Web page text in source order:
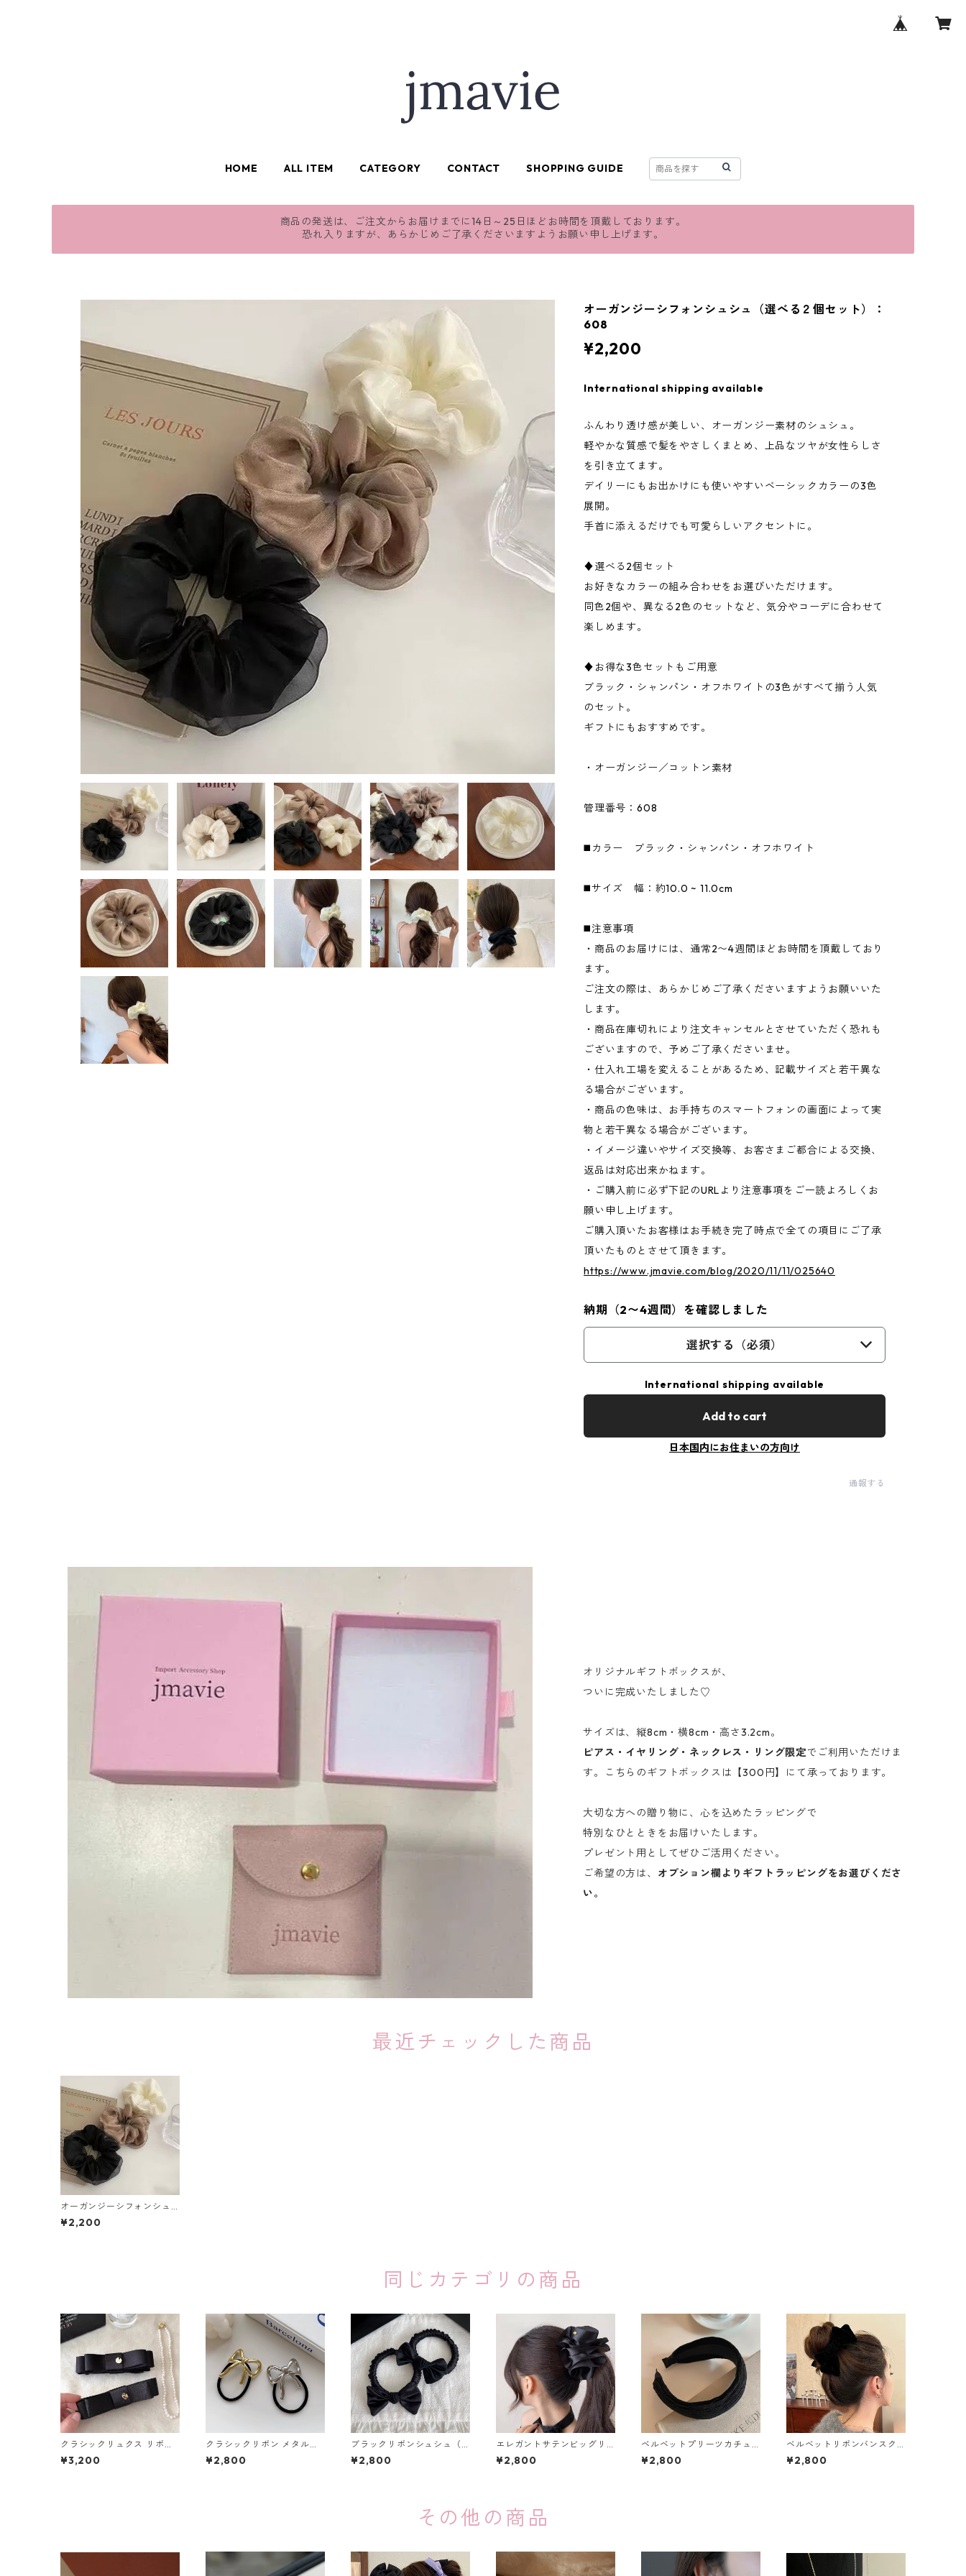
HOME ALL ITEM CATEGORY CONTACT SHOPPING GUIDE
商品の発送は、ご注文からお届けまでに14日～25日ほどお時間を頂戴しております。
恐れ入りますが、あらかじめご了承くださいますようお願い申し上げます。
オーガンジーシフォンシュシュ（選べる２個セット）：
608
¥2,200
International shipping available
ふんわり透け感が美しい、オーガンジー素材のシュシュ。
軽やかな質感で髪をやさしくまとめ、上品なツヤが女性らしさ
を引き立てます。
デイリーにもお出かけにも使いやすいベーシックカラーの3色
展開。
手首に添えるだけでも可愛らしいアクセントに。
♦︎選べる2個セット
お好きなカラーの組み合わせをお選びいただけます。
同色2個や、異なる2色のセットなど、気分やコーデに合わせて
楽しめます。
♦︎お得な3色セットもご用意
ブラック・シャンパン・オフホワイトの3色がすべて揃う人気
のセット。
ギフトにもおすすめです。
・オーガンジー／コットン素材
管理番号：608
◼️カラー ブラック・シャンパン・オフホワイト
◼️サイズ 幅：約10.0 ~ 11.0cm
◼️注意事項
・商品のお届けには、通常2〜4週間ほどお時間を頂戴しており
ます。
ご注文の際は、あらかじめご了承くださいますようお願いいた
します。
・商品在庫切れにより注文キャンセルとさせていただく恐れも
ございますので、予めご了承くださいませ。
・仕入れ工場を変えることがあるため、記載サイズと若干異な
る場合がございます。
・商品の色味は、お手持ちのスマートフォンの画面によって実
物と若干異なる場合がございます。
・イメージ違いやサイズ交換等、お客さまご都合による交換、
返品は対応出来かねます。
・ご購入前に必ず下記のURLより注意事項をご一読よろしくお
願い申し上げます。
ご購入頂いたお客様はお手続き完了時点で全ての項目にご了承
頂いたものとさせて頂きます。
https://www.jmavie.com/blog/2020/11/11/025640
納期（2〜4週間）を確認しました
選択する（必須）
International shipping available
Add to cart
日本国内にお住まいの方向け
通報する
オリジナルギフトボックスが、
ついに完成いたしました♡
サイズは、縦8cm・横8cm・高さ3.2cm。
ピアス・イヤリング・ネックレス・リング限定でご利用いただけま
す。こちらのギフトボックスは【300円】にて承っております。
大切な方への贈り物に、心を込めたラッピングで
特別なひとときをお届けいたします。
プレゼント用としてぜひご活用ください。
ご希望の方は、 オプション欄よりギフトラッピングをお選びくださ
い。
最近チェックした商品
オーガンジーシフォンシュ
シュ（選べる２個セッ
ト）：608
¥2,200
同じカテゴリの商品
クラシックリュクス リボン
バナナクリップ（２色）：6
69
¥3,200
クラシックリボン メタルヘ
アゴム 2色セット：656
¥2,800
ブラックリボンシュシュ（2
個セット）：660
¥2,800
エレガントサテンビッグリ
ボンバナナクリップ（２
色）：667
¥2,800
ベルベットプリーツカチュ
ーシャ（4色）：620
¥2,800
ベルベットリボンバンスク
リップ：613
¥2,800
その他の商品